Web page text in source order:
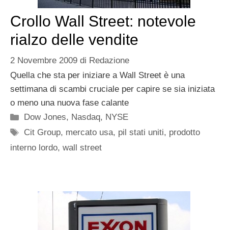
Crollo Wall Street: notevole
rialzo delle vendite
2 Novembre 2009 di Redazione
Quella che sta per iniziare a Wall Street è una
settimana di scambi cruciale per capire se sia iniziata
o meno una nuova fase calante
Categorie
Dow Jones, Nasdaq, NYSE
Tag
Cit Group, mercato usa, pil stati uniti, prodotto
interno lordo, wall street